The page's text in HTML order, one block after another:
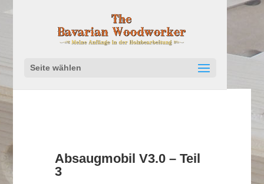
Seite wählen
Absaugmobil V3.0 – Teil
3